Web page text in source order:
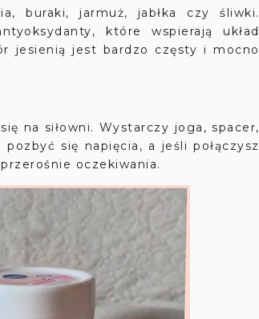
buraki, jarmuż, jabłka czy śliwki.
które wspierają układ
jesienią jest bardzo częsty i mocno
na siłowni. Wystarczy joga, spacer,
się napięcia, a jeśli połączysz
oczekiwania.